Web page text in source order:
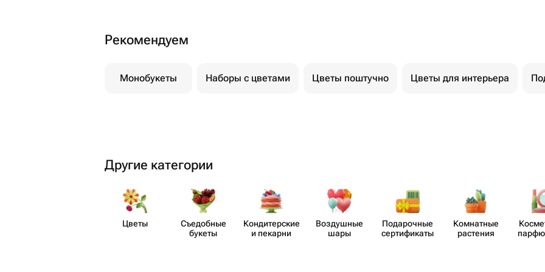
Рекомендуем
Монобукеты Наборы с цветами Цветы поштучно Цветы для интерьера
Другие категории
Цветы
Съедобные
букеты
Кондит​ерские
и пекарни
Воздушные
шары
Пода​рочные
серти​фикаты
Комнатные
растения